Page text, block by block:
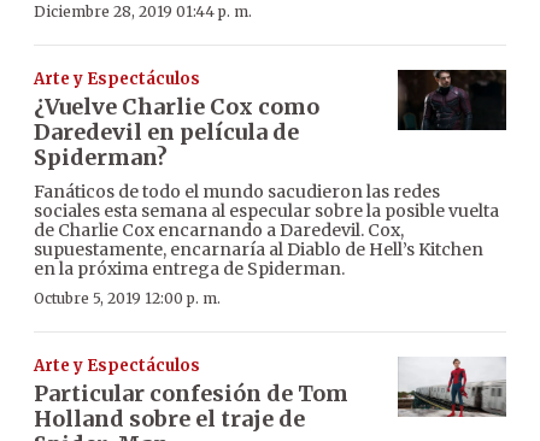
Diciembre 28, 2019 01:44 p. m.
Arte y Espectáculos
¿Vuelve Charlie Cox como
Daredevil en película de
Spiderman?
Fanáticos de todo el mundo sacudieron las redes
sociales esta semana al especular sobre la posible vuelta
de Charlie Cox encarnando a Daredevil. Cox,
supuestamente, encarnaría al Diablo de Hell’s Kitchen
en la próxima entrega de Spiderman.
Octubre 5, 2019 12:00 p. m.
Arte y Espectáculos
Particular confesión de Tom
Holland sobre el traje de